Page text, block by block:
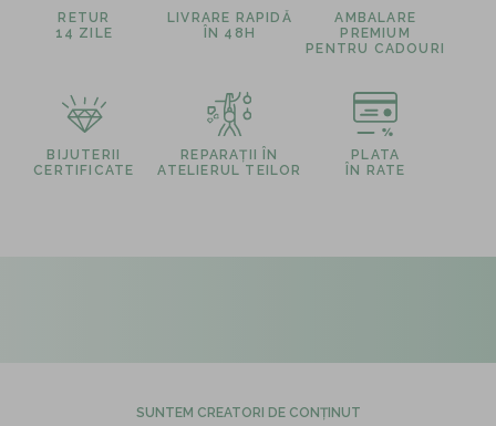
RETUR
14 ZILE
LIVRARE RAPIDĂ
ÎN 48H
AMBALARE
PREMIUM
PENTRU CADOURI
BIJUTERII
CERTIFICATE
REPARAȚII ÎN
ATELIERUL TEILOR
PLATA
ÎN RATE
SUNTEM CREATORI DE CONȚINUT